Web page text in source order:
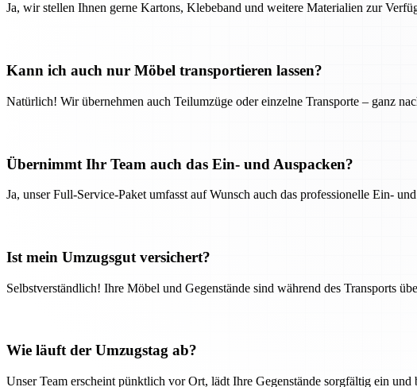
Ja, wir stellen Ihnen gerne Kartons, Klebeband und weitere Materialien zur
Kann ich auch nur Möbel transportieren lassen?
Natürlich! Wir übernehmen auch Teilumzüge oder einzelne Transporte – ganz
Übernimmt Ihr Team auch das Ein- und Auspacken?
Ja, unser Full-Service-Paket umfasst auf Wunsch auch das professionelle Ein-
Ist mein Umzugsgut versichert?
Selbstverständlich! Ihre Möbel und Gegenstände sind während des Transports
Wie läuft der Umzugstag ab?
Unser Team erscheint pünktlich vor Ort, lädt Ihre Gegenstände sorgfältig ein